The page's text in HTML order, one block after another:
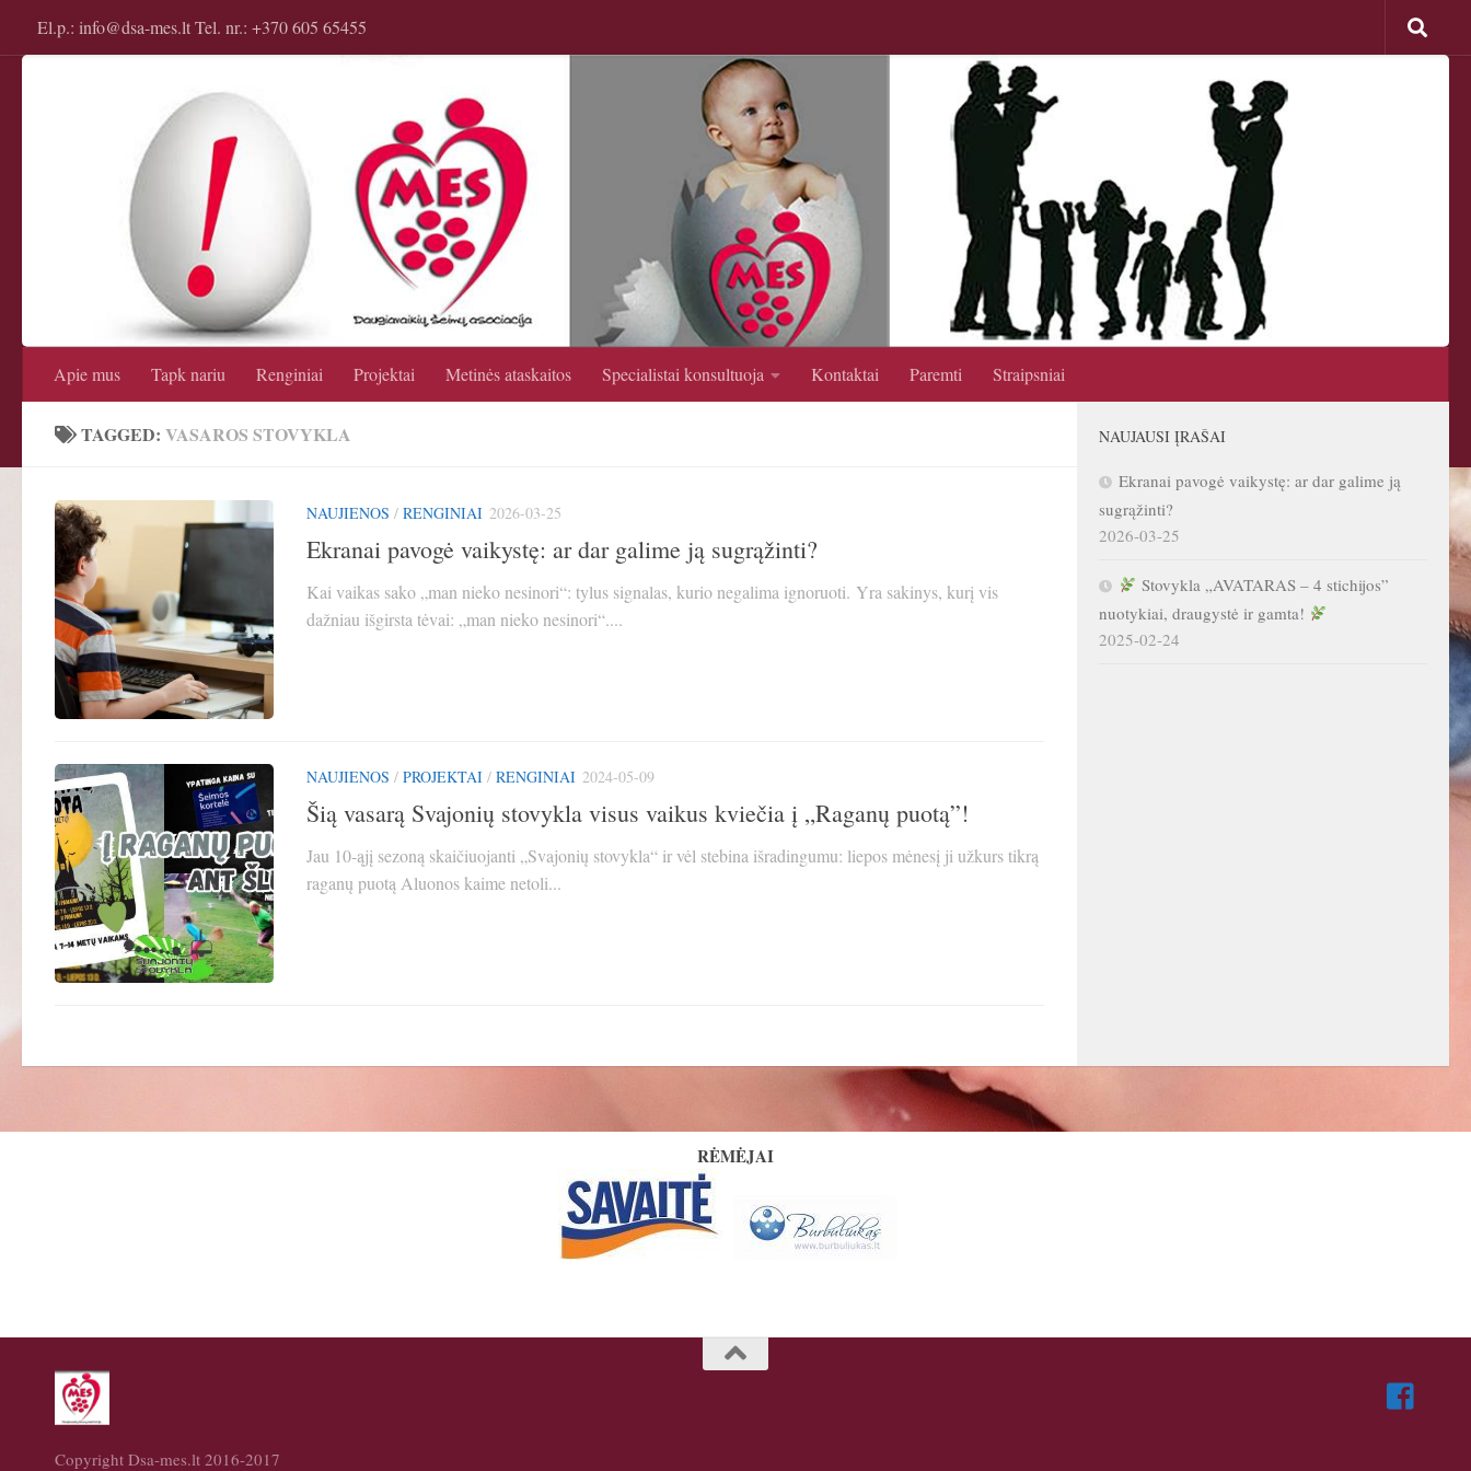
El.p.: info@dsa-mes.lt Tel. nr.: +370 605 65455
Apie mus Tapk nariu Renginiai Projektai Metinės ataskaitos Specialistai konsultuoja Kontaktai Paremti Straipsniai
TAGGED: VASAROS STOVYKLA
NAUJIENOS / RENGINIAI 2026-03-25
Ekranai pavogė vaikystę: ar dar galime ją sugrąžinti?
Kai vaikas sako „man nieko nesinori“: tylus signalas, kurio negalima ignoruoti. Yra sakinys, kurį vis
dažniau išgirsta tėvai: „man nieko nesinori“....
NAUJIENOS / PROJEKTAI / RENGINIAI 2024-05-09
Šią vasarą Svajonių stovykla visus vaikus kviečia į „Raganų puotą”!
Jau 10-ąjį sezoną skaičiuojanti „Svajonių stovykla“ ir vėl stebina išradingumu: liepos mėnesį ji užkurs tikrą
raganų puotą Aluonos kaime netoli...
NAUJAUSI ĮRAŠAI
Ekranai pavogė vaikystę: ar dar galime ją
sugrąžinti?
2026-03-25
Stovykla „AVATARAS – 4 stichijos”
nuotykiai, draugystė ir gamta!
2025-02-24
RĖMĖJAI
Copyright Dsa-mes.lt 2016-2017